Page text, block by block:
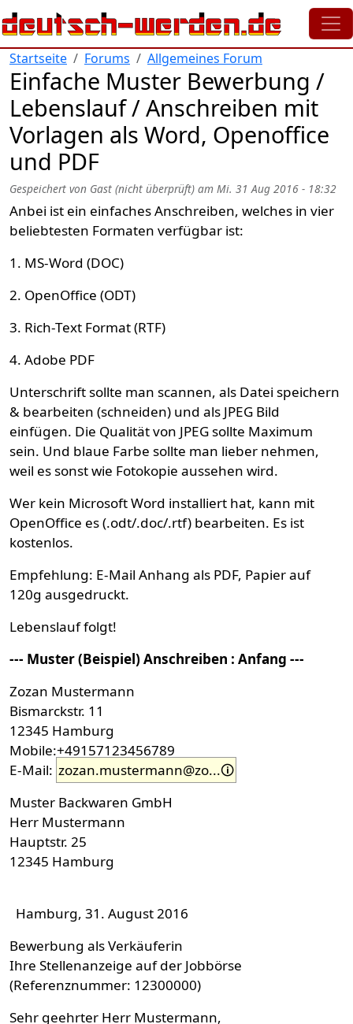
Direkt zum Inhalt
Startseite Forums Allgemeines Forum
Einfache Muster Bewerbung /
Lebenslauf / Anschreiben mit
Vorlagen als Word, Openoffice
und PDF
Gespeichert von Gast (nicht überprüft) am Mi. 31 Aug 2016 - 18:32
Anbei ist ein einfaches Anschreiben, welches in vier
beliebtesten Formaten verfügbar ist:
1. MS-Word (DOC)
2. OpenOffice (ODT)
3. Rich-Text Format (RTF)
4. Adobe PDF
Unterschrift sollte man scannen, als Datei speichern
& bearbeiten (schneiden) und als JPEG Bild
einfügen. Die Qualität von JPEG sollte Maximum
sein. Und blaue Farbe sollte man lieber nehmen,
weil es sonst wie Fotokopie aussehen wird.
Wer kein Microsoft Word installiert hat, kann mit
OpenOffice es (.odt/.doc/.rtf) bearbeiten. Es ist
kostenlos.
Empfehlung: E-Mail Anhang als PDF, Papier auf
120g ausgedruckt.
Lebenslauf folgt!
--- Muster (Beispiel) Anschreiben : Anfang ---
Zozan Mustermann
Bismarckstr. 11
12345 Hamburg
Mobile:+49157123456789
E-Mail: zozan.mustermann@zo...
Muster Backwaren GmbH
Herr Mustermann
Hauptstr. 25
12345 Hamburg
Hamburg, 31. August 2016
Bewerbung als Verkäuferin
Ihre Stellenanzeige auf der Jobbörse
(Referenznummer: 12300000)
Sehr geehrter Herr Mustermann,